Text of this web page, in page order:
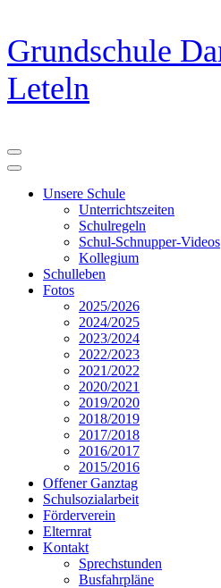
Zum
Inhalt
springen
(Eingabetaste
drücken)
Grundschule
Leteln
Unsere Schule
Unterrichtszeiten
Schulregeln
Schul-Schnupper-Videos
Kollegium
Schulleben
Fotos
2025/2026
2024/2025
2023/2024
2022/2023
2021/2022
2020/2021
2019/2020
2018/2019
2017/2018
2016/2017
2015/2016
Offener Ganztag
Schulsozialarbeit
Förderverein
Elternrat
Kontakt
Sprechstunden
Busfahrpläne